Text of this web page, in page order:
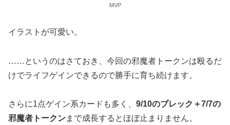
MVP
イラストが可愛い。
……というのはさておき、今回の邪魔者トークンは殴るだ
けでライフゲインできるので勝手に育ち続けます。
さらに1点ゲイン系カードも多く、 9/10のブレック＋7/7の
邪魔者トークンまで成長するとほぼ止まりません。